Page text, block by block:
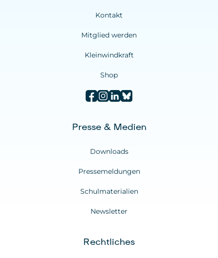
Kontakt
Mitglied werden
Kleinwindkraft
Shop
Presse & Medien
Downloads
Pressemeldungen
Schulmaterialien
Newsletter
Rechtliches